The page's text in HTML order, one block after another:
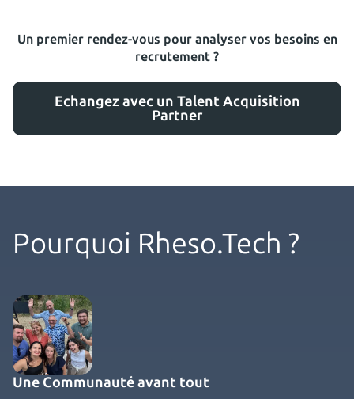
Un premier rendez-vous pour analyser vos besoins en
recrutement ?
Echangez avec un Talent Acquisition
Partner
Pourquoi Rheso.Tech ?
Une Communauté avant tout